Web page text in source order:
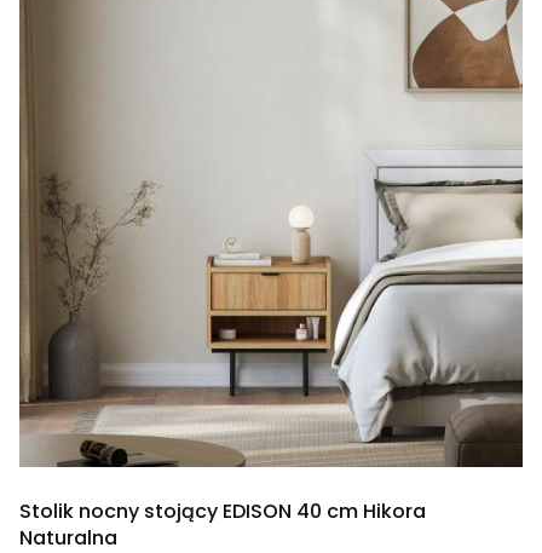
Stolik nocny stojący EDISON 40 cm Hikora
Naturalna